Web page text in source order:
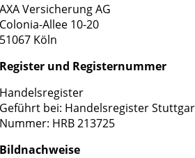
AXA Versicherung AG
Colonia-Allee 10-20
51067 Köln
Register und Registernummer
Handelsregister
Geführt bei: Handelsregister
Nummer: HRB 213725
Bildnachweise